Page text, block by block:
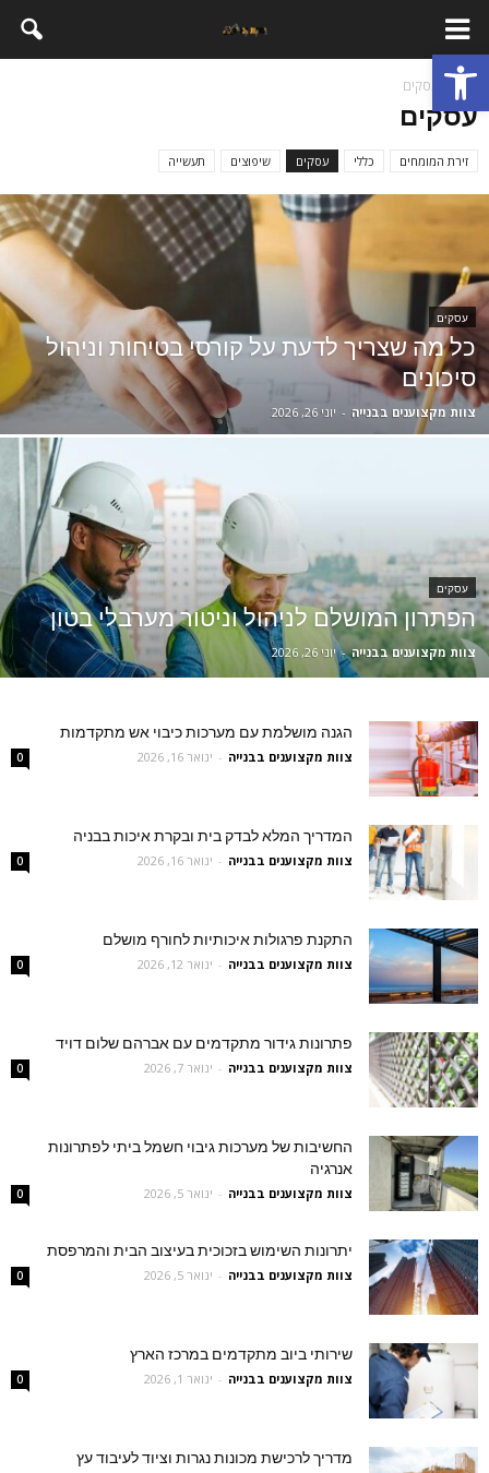
פתח סרגל נגישות
בית עסקים
עסקים
זירת המומחים כללי עסקים שיפוצים תעשייה
עסקים
כל מה שצריך לדעת על קורסי בטיחות וניהול
סיכונים
צוות מקצוענים בבנייה - יוני 26, 2026
עסקים
הפתרון המושלם לניהול וניטור מערבלי בטון
צוות מקצוענים בבנייה - יוני 26, 2026
הגנה מושלמת עם מערכות כיבוי אש מתקדמות
צוות מקצוענים בבנייה - ינואר 16, 2026 0
המדריך המלא לבדק בית ובקרת איכות בבניה
צוות מקצוענים בבנייה - ינואר 16, 2026 0
התקנת פרגולות איכותיות לחורף מושלם
צוות מקצוענים בבנייה - ינואר 12, 2026 0
פתרונות גידור מתקדמים עם אברהם שלום דויד
צוות מקצוענים בבנייה - ינואר 7, 2026 0
החשיבות של מערכות גיבוי חשמל ביתי לפתרונות
אנרגיה
צוות מקצוענים בבנייה - ינואר 5, 2026 0
יתרונות השימוש בזכוכית בעיצוב הבית והמרפסת
צוות מקצוענים בבנייה - ינואר 5, 2026 0
שירותי ביוב מתקדמים במרכז הארץ
צוות מקצוענים בבנייה - ינואר 1, 2026 0
מדריך לרכישת מכונות נגרות וציוד לעיבוד עץ